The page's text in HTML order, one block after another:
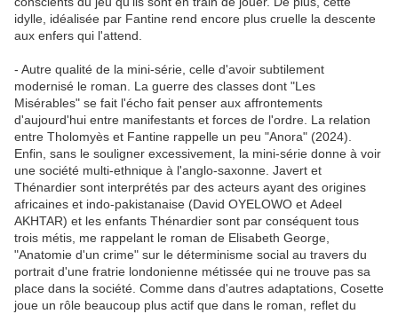
idylle, idéalisée par Fantine rend encore plus cruelle la descente
aux enfers qui l'attend.
- Autre qualité de la mini-série, celle d'avoir subtilement
modernisé le roman. La guerre des classes dont "Les
Misérables" se fait l'écho fait penser aux affrontements
d'aujourd'hui entre manifestants et forces de l'ordre. La relation
entre Tholomyès et Fantine rappelle un peu "Anora" (2024).
Enfin, sans le souligner excessivement, la mini-série donne à voir
une société multi-ethnique à l'anglo-saxonne. Javert et
Thénardier sont interprétés par des acteurs ayant des origines
africaines et indo-pakistanaise (David OYELOWO et Adeel
AKHTAR) et les enfants Thénardier sont par conséquent tous
trois métis, me rappelant le roman de Elisabeth George,
"Anatomie d'un crime" sur le déterminisme social au travers du
portrait d'une fratrie londonienne métissée qui ne trouve pas sa
place dans la société. Comme dans d'autres adaptations, Cosette
joue un rôle beaucoup plus actif que dans le roman, reflet du